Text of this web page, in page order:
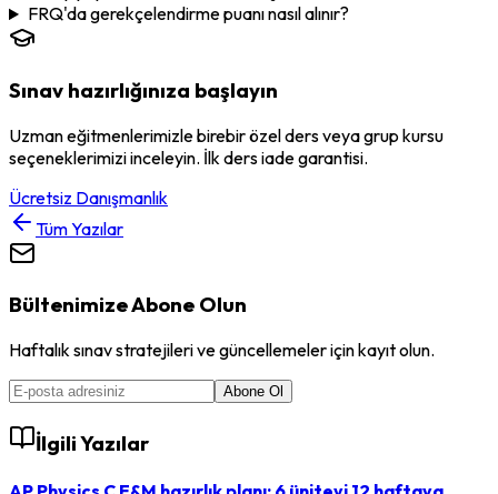
FRQ'da gerekçelendirme puanı nasıl alınır?
Sınav hazırlığınıza başlayın
Uzman eğitmenlerimizle birebir özel ders veya grup kursu
seçeneklerimizi inceleyin. İlk ders iade garantisi.
Ücretsiz Danışmanlık
Tüm Yazılar
Bültenimize Abone Olun
Haftalık sınav stratejileri ve güncellemeler için kayıt olun.
Abone Ol
İlgili Yazılar